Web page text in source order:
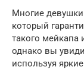
Многие
который
такого мейкапа
однако вы
используя